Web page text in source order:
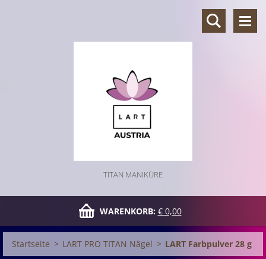
TITAN MANIKÜRE
WARENKORB: € 0,00
Startseite > LART PRO TITAN Nägel > LART Farbpulver 28 g